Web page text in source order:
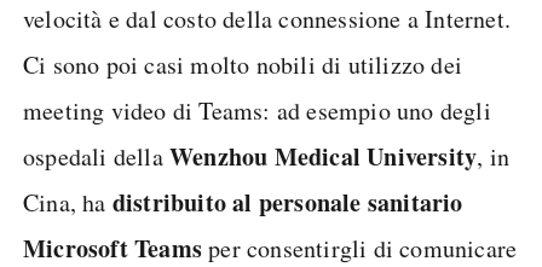
velocità e dal costo della connessione a Internet.
Ci sono poi casi molto nobili di utilizzo dei
meeting video di Teams: ad esempio uno degli
ospedali dellaWenzhou Medical University, in
Cina, ha distribuito al personale sanitario
Microsoft Teamsper consentirgli di comunicare